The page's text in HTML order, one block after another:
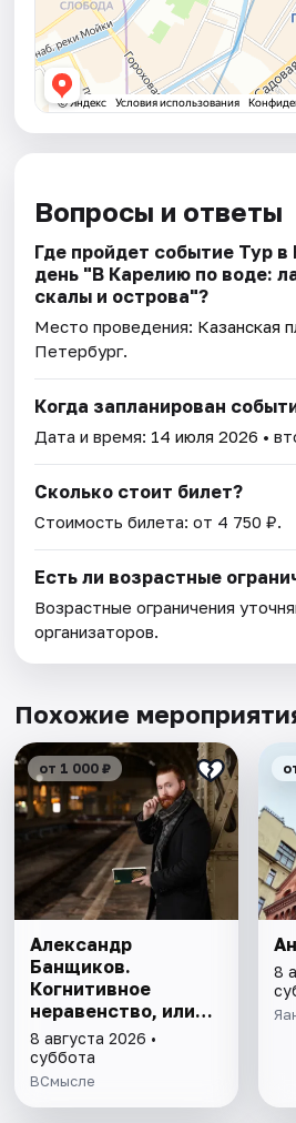
Вопросы и ответы
Где пройдет событие Тур в
день "В Карелию по воде:
скалы и острова"?
Место проведения: Казанская
Петербург.
Когда запланирован
Дата и время: 14 июля 2026 •
Сколько стоит билет?
Стоимость билета: от 4 750 ₽.
Есть ли возрастные
Возрастные ограничения
организаторов.
Похожие
от 1 000 ₽
Александр
Банщиков.
Когнитивное
неравенство, или
почему умные
умнеют, а глупые
глупеют
8 августа 2026 •
суббота
ВСмысле
8